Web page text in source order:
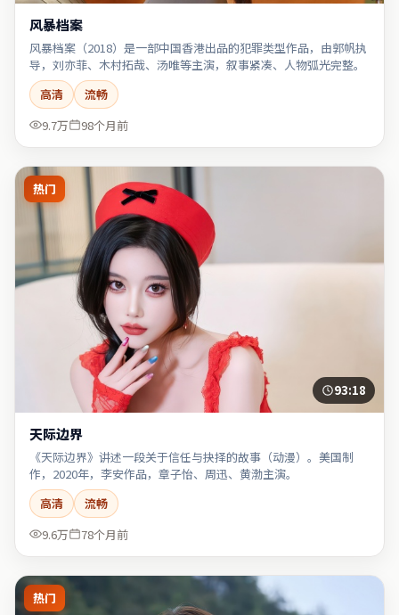
风暴档案
风暴档案（2018）是一部中国香港出品的犯罪类型作品，由郭帆执
导，刘亦菲、木村拓哉、汤唯等主演，叙事紧凑、人物弧光完整。
高清
流畅
9.7万
98个月前
热门
93:18
天际边界
《天际边界》讲述一段关于信任与抉择的故事（动漫）。美国制
作，2020年，李安作品，章子怡、周迅、黄渤主演。
高清
流畅
9.6万
78个月前
热门